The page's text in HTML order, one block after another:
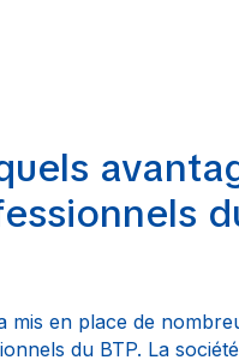
mis en place de
du BTP. La